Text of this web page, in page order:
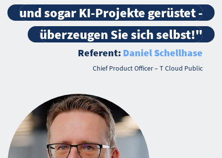
und sogar KI-Projekte gerüstet -
überzeugen Sie sich selbst!"
Referent: Daniel Schellhase
Chief Product Officer – T Cloud Public